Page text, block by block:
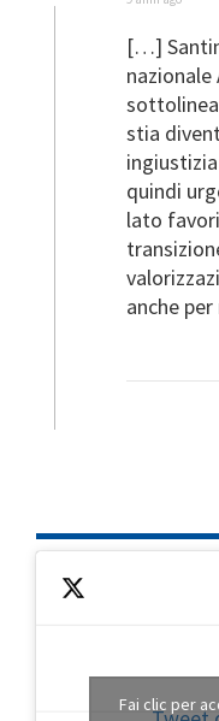
[…]
nazionale
stia
quindi
lato
anche
Fai clic per